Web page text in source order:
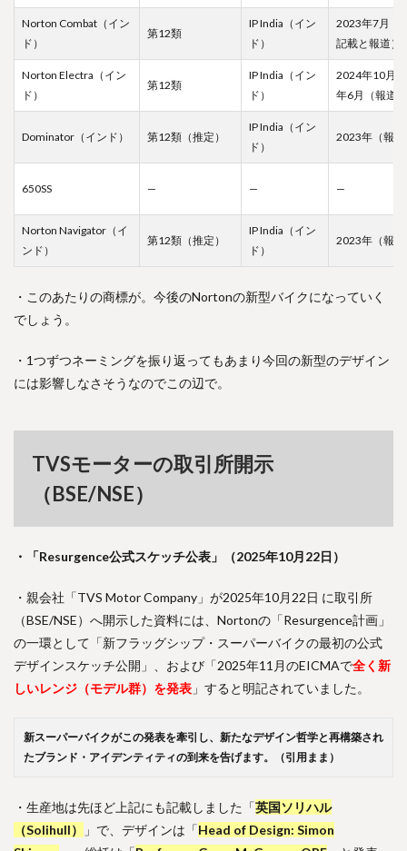
Norton Combat（イン
ド）
第12類
IP India（イン
ド）
2023年7月（
記載と報道）
Norton Electra（イン
ド）
第12類
IP India（イン
ド）
2024年10月
年6月（報道）
Dominator（インド） 第12類（推定）
IP India（イン
ド）
2023年（報
650SS — — —
Norton Navigator（イ
ンド）
第12類（推定）
IP India（イン
ド）
2023年（報
・このあたりの商標が。今後のNortonの新型バイクになっていく
でしょう。
・1つずつネーミングを振り返ってもあまり今回の新型のデザイン
には影響しなさそうなのでこの辺で。
TVSモーターの取引所開示
（BSE/NSE）
・「Resurgence公式スケッチ公表」（2025年10月22日）
・親会社「TVS Motor Company」が2025年10月22日 に取引所
（BSE/NSE）へ開示した資料には、Nortonの「Resurgence計画」
の一環として「新フラッグシップ・スーパーバイクの最初の公式
デザインスケッチ公開」、および「2025年11月のEICMAで全く新
しいレンジ（モデル群）を発表 」すると明記されていました。
新スーパーバイクがこの発表を牽引し、新たなデザイン哲学と再構築され
たブランド・アイデンティティの到来を告げます。（引用まま）
・生産地は先ほど上記にも記載しました「英国ソリハル
（Solihull）
」で、デザインは「Head of Design: Simon